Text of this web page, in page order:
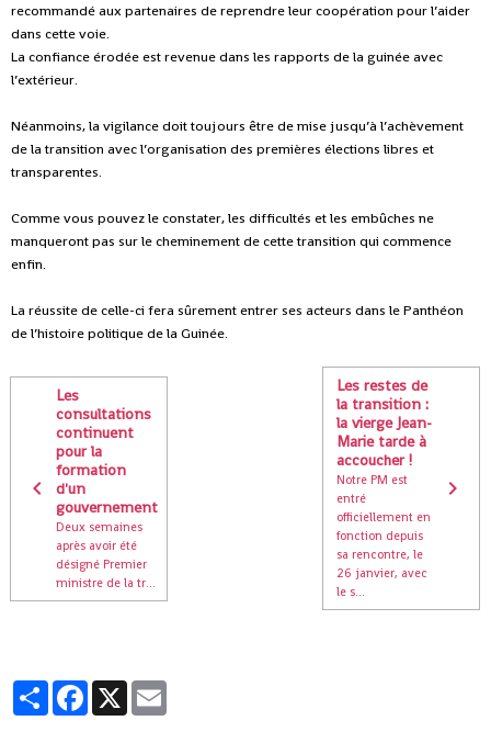
recommandé aux partenaires de reprendre leur coopération pour l’aider
dans cette voie.
La confiance érodée est revenue dans les rapports de la guinée avec
l’extérieur.
Néanmoins, la vigilance doit toujours être de mise jusqu’à l’achèvement
de la transition avec l’organisation des premières élections libres et
transparentes.
Comme vous pouvez le constater, les difficultés et les embûches ne
manqueront pas sur le cheminement de cette transition qui commence
enfin.
La réussite de celle-ci fera sûrement entrer ses acteurs dans le Panthéon
de l’histoire politique de la Guinée.
Les
consultations
continuent
pour la
formation
d'un
gouvernement
Deux semaines
après avoir été
désigné Premier
ministre de la tr...
Les restes de
la transition :
la vierge Jean-
Marie tarde à
accoucher !
Notre PM est
entré
officiellement en
fonction depuis
sa rencontre, le
26 janvier, avec
le s...
PartagerFacebook
X